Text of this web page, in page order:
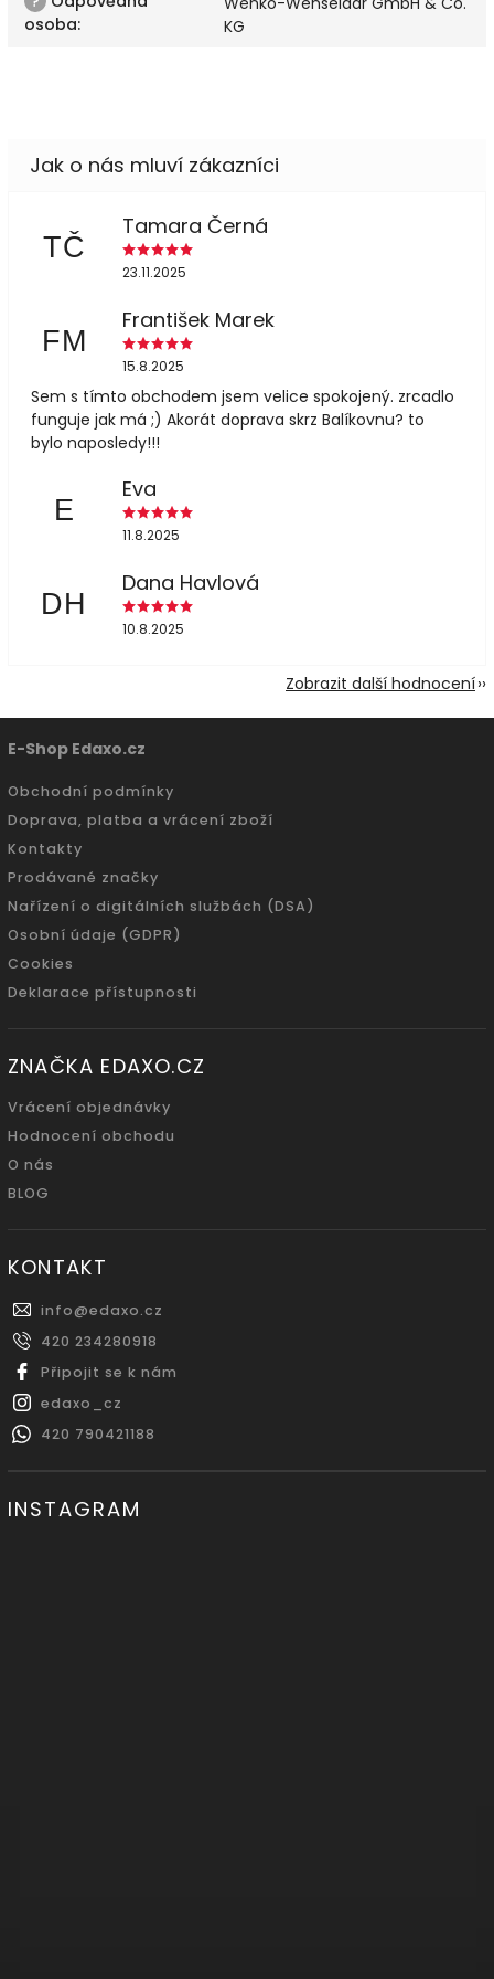
osoba:
KG
TČ
Tamara Černá
23.11.2025
FM
František Marek
15.8.2025
Sem s tímto obchodem jsem velice spokojený. zrcadlo
funguje jak má ;) Akorát doprava skrz Balíkovnu? to
bylo naposledy!!!
E
Eva
11.8.2025
DH
Dana Havlová
10.8.2025
Zobrazit další hodnocení
E-Shop Edaxo.cz
Obchodní podmínky
Doprava, platba a vrácení zboží
Kontakty
Prodávané značky
Nařízení o digitálních službách (DSA)
Osobní údaje (GDPR)
Cookies
Deklarace přístupnosti
ZNAČKA EDAXO.CZ
Vrácení objednávky
Hodnocení obchodu
O nás
BLOG
KONTAKT
info@edaxo.cz
420 234280918
Připojit se k nám
edaxo_cz
420 790421188
INSTAGRAM